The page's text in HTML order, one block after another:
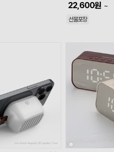
22,600원 ~
선물포장